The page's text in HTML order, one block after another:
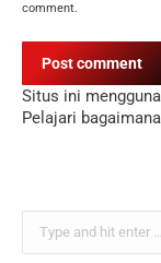
comment.
Post comment
Situs ini
Pelajari